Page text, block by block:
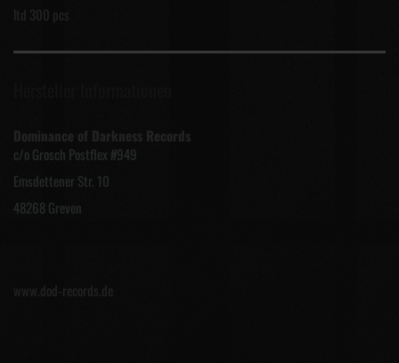
ltd 300 pcs
Dominance of Darkness Records
c/o Grosch Postflex #949
Emsdettener Str. 10
48268 Greven
www.dod-records.de